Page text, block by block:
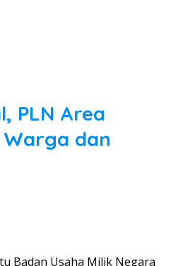
PLN Area
dan
Badan Usaha Milik Negara